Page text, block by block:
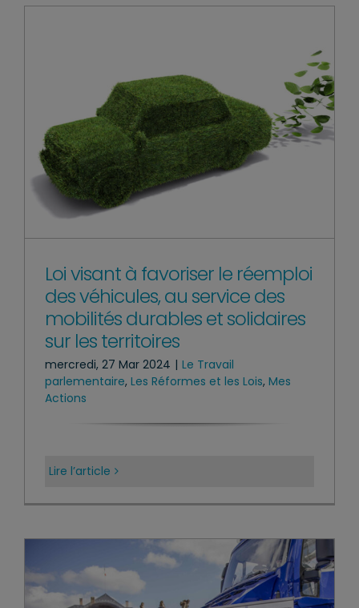
Loi visant à favoriser le réemploi
des véhicules, au service des
mobilités durables et solidaires
sur les territoires
mercredi, 27 Mar 2024 | Le Travail
parlementaire, Les Réformes et les Lois, Mes
Actions
Lire l’article